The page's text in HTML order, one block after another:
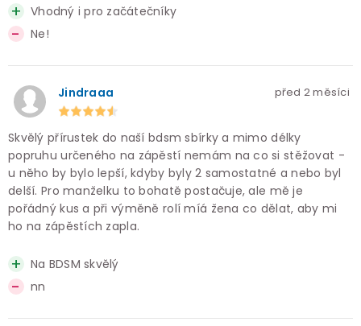
Vhodný i pro začátečníky
Ne!
Jindraaa před 2 měsíci
Skvělý přírustek do naší bdsm sbírky a mimo délky
popruhu určeného na zápěstí nemám na co si stěžovat -
u něho by bylo lepší, kdyby byly 2 samostatné a nebo byl
delší. Pro manželku to bohatě postačuje, ale mě je
pořádný kus a při výměně rolí míá žena co dělat, aby mi
ho na zápěstích zapla.
Na BDSM skvělý
nn